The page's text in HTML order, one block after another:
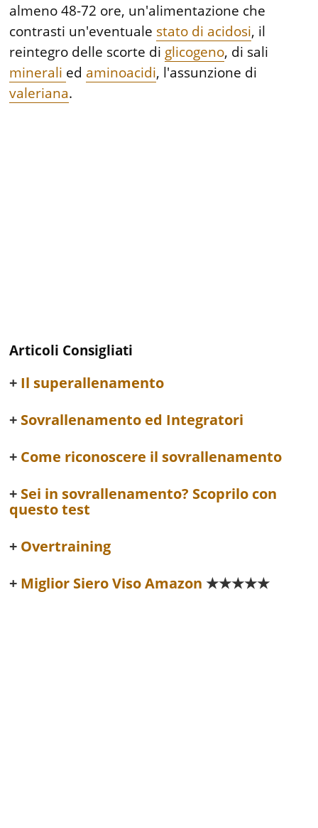
almeno 48-72 ore, un'alimentazione che
contrasti un'eventuale stato di acidosi, il
reintegro delle scorte di glicogeno, di sali
minerali ed aminoacidi, l'assunzione di
valeriana.
Articoli Consigliati
Il superallenamento
Sovrallenamento ed Integratori
Come riconoscere il sovrallenamento
Sei in sovrallenamento? Scoprilo con
questo test
Overtraining
Miglior Siero Viso Amazon ★★★★★